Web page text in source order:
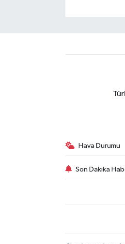
Hava Durumu
Son Dakika